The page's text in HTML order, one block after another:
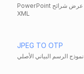
PowerPoint افتح عرض شرائح
XML
JPEG TO OTP
نموذج الرسم البياني الأصلي